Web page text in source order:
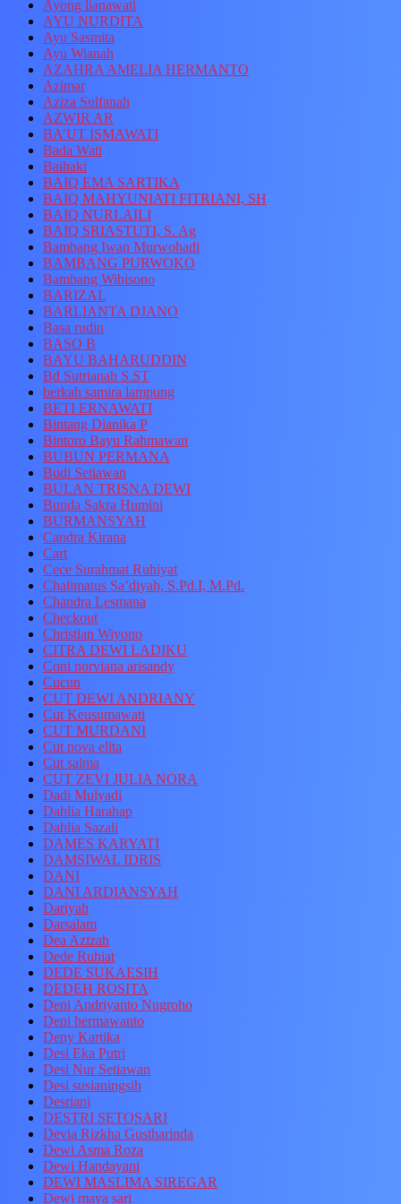
Ayong lianawati
AYU NURDITA
Ayu Sasmita
Ayu Wianah
AZAHRA AMELIA HERMANTO
Azimar
Aziza Sulfanah
AZWIR AR
BA’UT ISMAWATI
Bada Wati
Baihaki
BAIQ EMA SARTIKA
BAIQ MAHYUNIATI FITRIANI, SH
BAIQ NURLAILI
BAIQ SRIASTUTI, S. Ag
Bambang Iwan Murwohadi
BAMBANG PURWOKO
Bambang Wibisono
BARIZAL
BARLIANTA DJANO
Basa rudin
BASO B
BAYU BAHARUDDIN
Bd Sutrianah S.ST
berkah samira lampung
BETI ERNAWATI
Bintang Dianika P
Bintoro Bayu Rahmawan
BUBUN PERMANA
Budi Setiawan
BULAN TRISNA DEWI
Bunda Sakra Humini
BURMANSYAH
Candra Kirana
Cart
Cece Surahmat Ruhiyat
Chalimatus Sa’diyah, S.Pd.I, M.Pd.
Chandra Lesmana
Checkout
Christian Wiyono
CITRA DEWI LADIKU
Coni norviana arisandy
Cucun
CUT DEWI ANDRIANY
Cut Keusumawati
CUT MURDANI
Cut nova elita
Cut salma
CUT ZEVI JULIA NORA
Dadi Mulyadi
Dahlia Harahap
Dahlia Sazali
DAMES KARYATI
DAMSIWAL IDRIS
DANI
DANI ARDIANSYAH
Dariyah
Darsalam
Dea Azizah
Dede Ruhiat
DEDE SUKAESIH
DEDEH ROSITA
Deni Andriyanto Nugroho
Deni hermawanto
Deny Kartika
Desi Eka Putri
Desi Nur Setiawan
Desi susianingsih
Desriani
DESTRI SETOSARI
Devia Rizkha Gustharinda
Dewi Asma Roza
Dewi Handayani
DEWI MASLIMA SIREGAR
Dewi maya sari